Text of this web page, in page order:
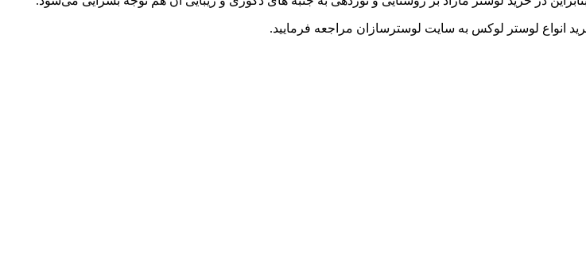
انواع لوستر لوکس به سایت لوسترسازان مراجعه فرمایید.